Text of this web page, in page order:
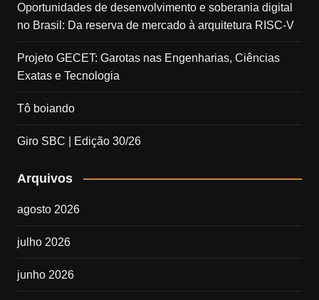
Oportunidades de desenvolvimento e soberania digital
no Brasil: Da reserva de mercado à arquitetura RISC-V
Projeto GECET: Garotas nas Engenharias, Ciências
Exatas e Tecnologia
Tô boiando
Giro SBC | Edição 30/26
Arquivos
agosto 2026
julho 2026
junho 2026